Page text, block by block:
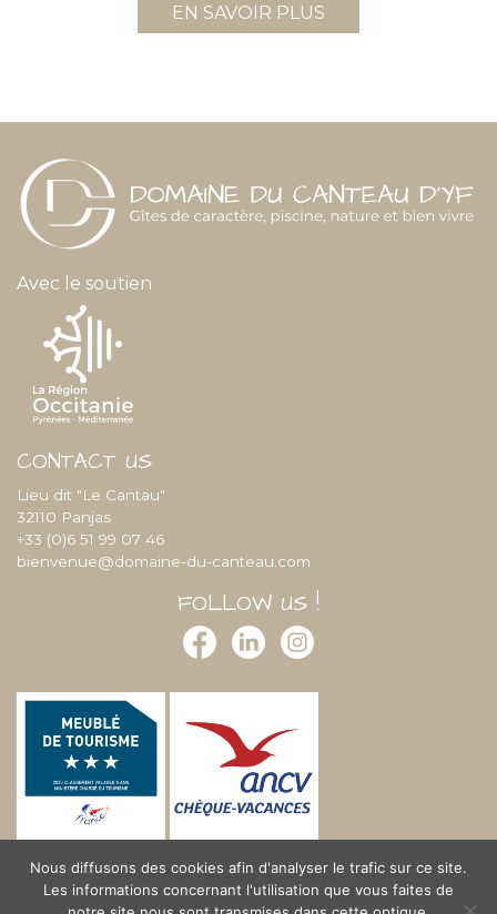
EN SAVOIR PLUS
Avec le soutien
CONTACT US
Lieu dit "Le Cantau"
32110 Panjas
+33 (0)6 51 99 07 46
bienvenue@domaine-du-canteau.com
FOLLOW US !
Nous diffusons des cookies afin d'analyser le trafic sur ce site.
Les informations concernant l'utilisation que vous faites de